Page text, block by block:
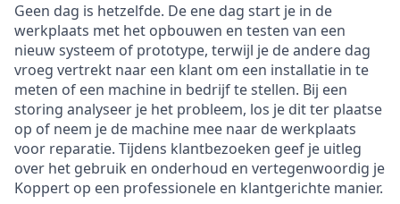
Geen dag is hetzelfde. De ene dag start je in de
werkplaats met het opbouwen en testen van een
nieuw systeem of prototype, terwijl je de andere dag
vroeg vertrekt naar een klant om een installatie in te
meten of een machine in bedrijf te stellen. Bij een
storing analyseer je het probleem, los je dit ter plaatse
op of neem je de machine mee naar de werkplaats
voor reparatie. Tijdens klantbezoeken geef je uitleg
over het gebruik en onderhoud en vertegenwoordig je
Koppert op een professionele en klantgerichte manier.